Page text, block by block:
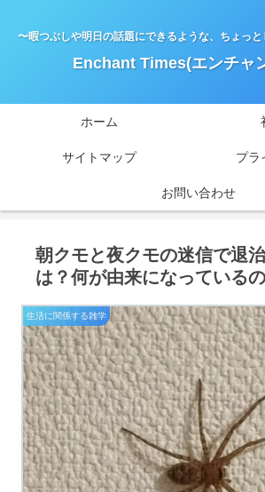
〜暇つぶしや明日の話題にできるような、ちょっ
Enchant Times(エンチャ
ホーム
サイトマップ プラ
お問い合わせ
朝クモと夜クモの迷信で退
は？何が由来になっている
生活に関係する雑学